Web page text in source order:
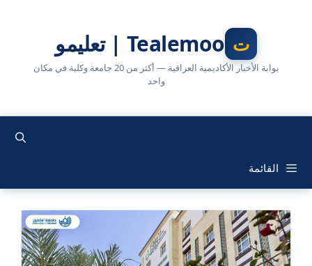
Tealemoo | تعليمو
بوابة الأخبار الأكاديمية العراقية — أكثر من 20 جامعة وكلية في مكان
واحد
القائمة